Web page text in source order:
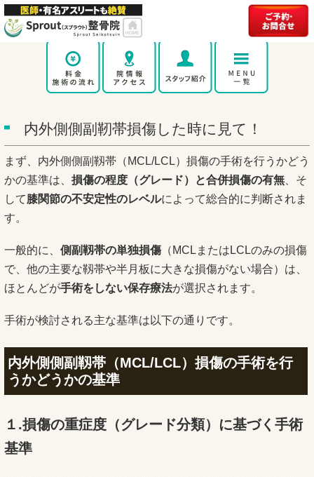
内外側側副靭帯損傷した時に見て！
まず、内外側側副靱帯（MCL/LCL）損傷の手術を行うかどう
かの基準は、 損傷の程度（グレード）と合併損傷の有無 、そ
して膝関節の不安定性のレベルによって総合的に判断されま
す。
一般的に、 側副靱帯の単独損傷 （MCLまたはLCLのみの損傷
で、他の主要な靱帯や半月板に大きな損傷がない場合）は、
ほとんどが手術をしない保存療法が選択されます。
手術が検討される主な基準は以下の通りです。
内外側側副靱帯（MCL/LCL）損傷の手術を行
うかどうかの基準
１.損傷の重症度（グレード分類）に基づく手術
基準